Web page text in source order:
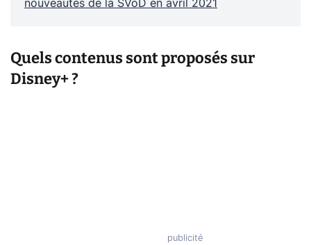
nouveautés de la SVoD en avril 2021
Quels contenus sont proposés sur
Disney+ ?